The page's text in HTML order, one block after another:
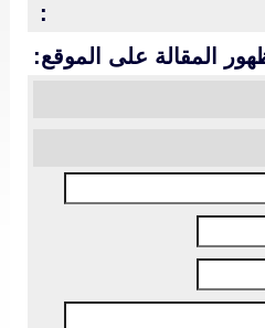
:
المقالة على الموقع: